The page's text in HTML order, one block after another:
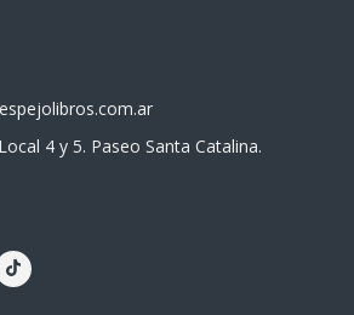
4 y 5. Paseo Santa Catalina.